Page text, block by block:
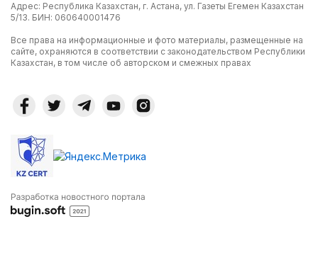
Адрес: Республика Казахстан, г. Астана, ул. Газеты Егемен Казахстан
5/13. БИН: 060640001476
Все права на информационные и фото материалы, размещенные на
сайте, охраняются в соответствии с законодательством Республики
Казахстан, в том числе об авторском и смежных правах